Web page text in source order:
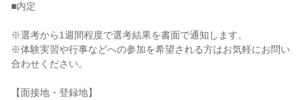
■内定
※選考から1週間程度で選考結果を書面で通知します。
※体験実習や行事などへの参加を希望される方はお気軽にお問い
合わせください。
【面接地・登録地】